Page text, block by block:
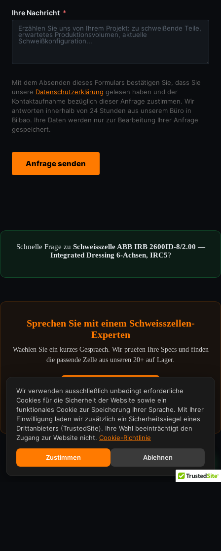
Ihre Nachricht
Mit dem Absenden dieses Formulars bestätigen Sie, dass Sie
unsere Datenschutzerklärung gelesen haben und der
Kontaktaufnahme bezüglich dieser Anfrage zustimmen. Wir
antworten innerhalb von 24 Stunden aus unserem Büro in
Bilbao. Ihre Daten werden nur zur Bearbeitung Ihrer Anfrage
gespeichert.
Anfrage senden
Schnelle Frage zu Schweisszelle ABB IRB 2600ID-8/2.00 —
Integrated Dressing 6-Achsen, IRC5?
Sprechen Sie mit einem Schweisszellen-
Experten
Waehlen Sie ein kurzes Gespraech. Wir pruefen Ihre Specs und finden
die passende Zelle aus unseren 20+ auf Lager.
Technische Analyse · 30 min
Wir verwenden ausschließlich unbedingt erforderliche
Cookies für die Sicherheit der Website sowie ein
funktionales Cookie zur Speicherung Ihrer Sprache. Mit Ihrer
Einwilligung laden wir zusätzlich ein Sicherheitssiegel eines
Drittanbieters (TrustedSite). Ihre Wahl beeinträchtigt den
Zugang zur Website nicht. Cookie-Richtlinie
Zustimmen Ablehnen